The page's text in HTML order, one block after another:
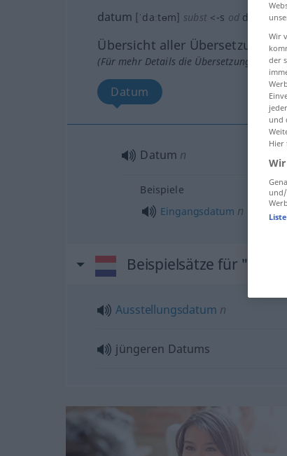
datum [ˈdaːtɵm] subst <-s od data >
Übersicht aller Übersetzungen
(Für mehr Details die Übersetzung
Datum
Datum n
Beispiele
Eingangsdatum n
Beispielsätze für
Ausstellungsdatum n
jüngeren Datums
Wir
der
und
Hier